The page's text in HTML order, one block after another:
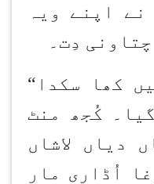
نے اپنے ویہ
دِت۔
کھا سکدا “
کُجھ منٹ
دیاں لاشاں
اُڈاری مار